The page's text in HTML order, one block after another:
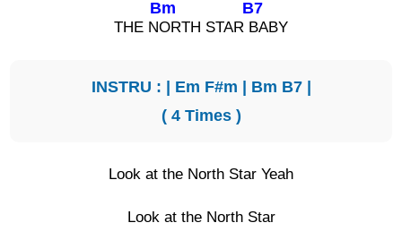
THE N
Bm
ORTH STAR
B7
BABY
INSTRU : | Em F#m | Bm B7|
( 4 Times )
Look at the North Star Yeah
Look at the North Star